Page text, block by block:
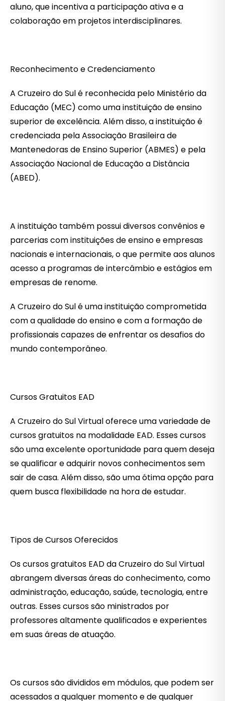
aluno, que incentiva a participação ativa e a
colaboração em projetos interdisciplinares.
Reconhecimento e Credenciamento
A Cruzeiro do Sul é reconhecida pelo Ministério da
Educação (MEC) como uma instituição de ensino
superior de excelência. Além disso, a instituição é
credenciada pela Associação Brasileira de
Mantenedoras de Ensino Superior (ABMES) e pela
Associação Nacional de Educação a Distância
(ABED).
A instituição também possui diversos convênios e
parcerias com instituições de ensino e empresas
nacionais e internacionais, o que permite aos alunos
acesso a programas de intercâmbio e estágios em
empresas de renome.
A Cruzeiro do Sul é uma instituição comprometida
com a qualidade do ensino e com a formação de
profissionais capazes de enfrentar os desafios do
mundo contemporâneo.
Cursos Gratuitos EAD
A Cruzeiro do Sul Virtual oferece uma variedade de
cursos gratuitos na modalidade EAD. Esses cursos
são uma excelente oportunidade para quem deseja
se qualificar e adquirir novos conhecimentos sem
sair de casa. Além disso, são uma ótima opção para
quem busca flexibilidade na hora de estudar.
Tipos de Cursos Oferecidos
Os cursos gratuitos EAD da Cruzeiro do Sul Virtual
abrangem diversas áreas do conhecimento, como
administração, educação, saúde, tecnologia, entre
outras. Esses cursos são ministrados por
professores altamente qualificados e experientes
em suas áreas de atuação.
Os cursos são divididos em módulos, que podem ser
acessados a qualquer momento e de qualquer